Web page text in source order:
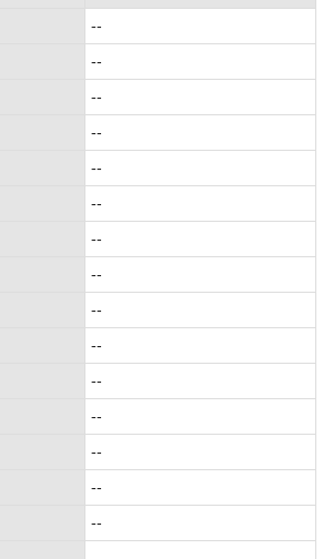
--
--
--
--
--
--
--
--
--
--
--
--
--
--
--